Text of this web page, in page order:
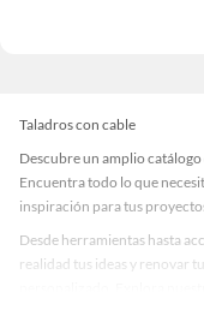
Taladros con cable
Descubre un amplio
Encuentra todo lo que
inspiración para tus
Desde herramientas hasta
realidad tus ideas y renovar
accesorios de calidad que te